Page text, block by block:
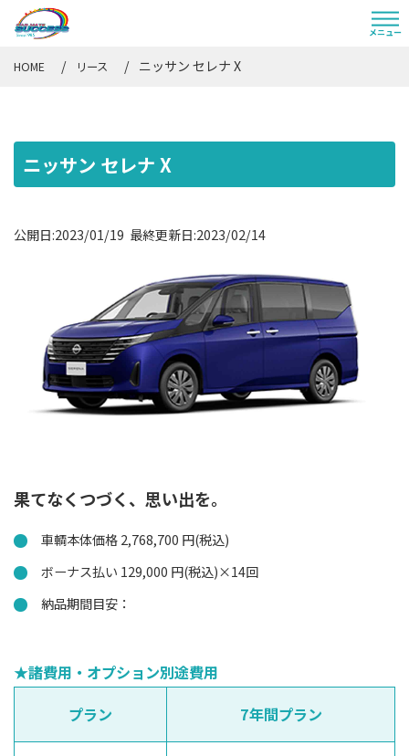
HOME リース ニッサン セレナ X
ニッサン セレナ X
公開日:2023/01/19 最終更新日:2023/02/14
果てなくつづく、思い出を。
車輌本体価格 2,768,700 円(税込)
ボーナス払い 129,000 円(税込)×14回
納品期間目安：
★諸費用・オプション別途費用
プラン
7年間プラン